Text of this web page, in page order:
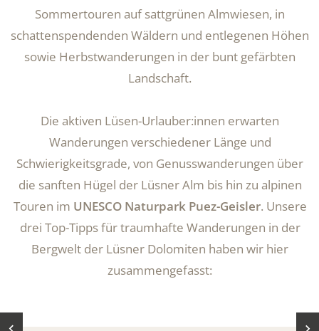
Sommertouren auf sattgrünen Almwiesen, in
schattenspendenden Wäldern und entlegenen Höhen
sowie Herbstwanderungen in der bunt gefärbten
Landschaft.
Die aktiven Lüsen-Urlauber:innen erwarten
Wanderungen verschiedener Länge und
Schwierigkeitsgrade, von Genusswanderungen über
die sanften Hügel der Lüsner Alm bis hin zu alpinen
Touren im UNESCO Naturpark Puez-Geisler. Unsere
drei Top-Tipps für traumhafte Wanderungen in der
Bergwelt der Lüsner Dolomiten haben wir hier
zusammengefasst: